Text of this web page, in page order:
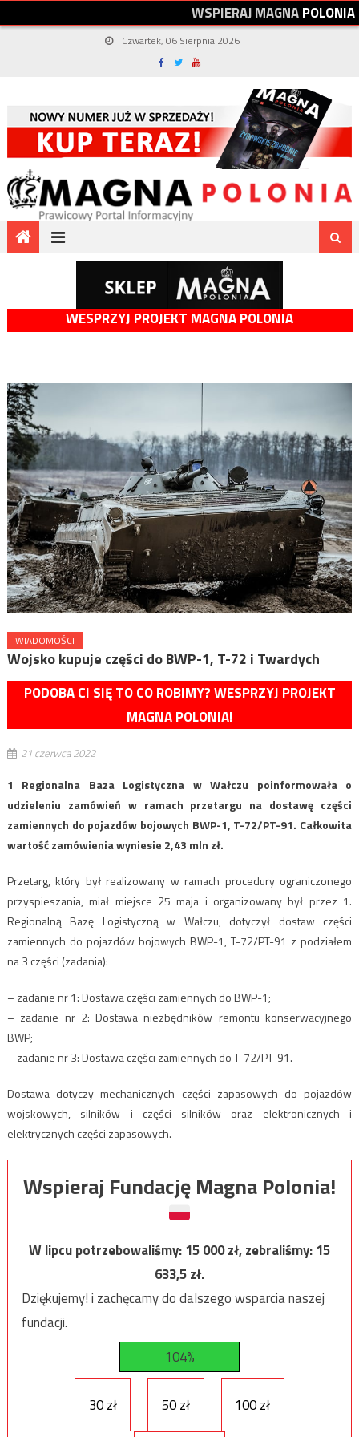
WSPIERAJMAGNAPOLONIA
Czwartek, 06 Sierpnia 2026
WESPRZYJ PROJEKT MAGNA POLONIA
WIADOMOŚCI
Wojsko kupuje części do BWP-1, T-72 i Twardych
PODOBA CI SIĘ TO CO ROBIMY? WESPRZYJ PROJEKT
MAGNA POLONIA!
21 czerwca 2022
1 Regionalna Baza Logistyczna w Wałczu poinformowała o
udzieleniu zamówień w ramach przetargu na dostawę części
zamiennych do pojazdów bojowych BWP-1, T-72/PT-91. Całkowita
wartość zamówienia wyniesie 2,43 mln zł.
Przetarg, który był realizowany w ramach procedury ograniczonego
przyspieszania, miał miejsce 25 maja i organizowany był przez 1.
Regionalną Bazę Logistyczną w Wałczu, dotyczył dostaw części
zamiennych do pojazdów bojowych BWP-1, T-72/PT-91 z podziałem
na 3 części (zadania):
– zadanie nr 1: Dostawa części zamiennych do BWP-1;
– zadanie nr 2: Dostawa niezbędników remontu konserwacyjnego
BWP;
– zadanie nr 3: Dostawa części zamiennych do T-72/PT-91.
Dostawa dotyczy mechanicznych części zapasowych do pojazdów
wojskowych, silników i części silników oraz elektronicznych i
elektrycznych części zapasowych.
Wspieraj Fundację Magna Polonia!
W lipcu potrzebowaliśmy:15 000zł, zebraliśmy:15
633,5zł.
Dziękujemy! i zachęcamy do dalszego wsparcia naszej
fundacji.
104%
30 zł 50 zł 100 zł